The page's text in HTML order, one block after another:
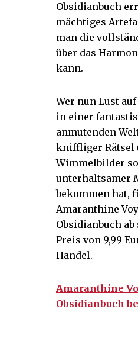
Obsidianbuch
mächtiges
man die
über das
kann.
Wer nun Lust
in einer
anmutenden
kniffliger Rätsel
Wimmelbilder
unterhaltsamer
bekommen hat,
Amaranthine
Obsidianbuch
Preis von 9,99
Handel.
Amaranthine
Obsidianbuch